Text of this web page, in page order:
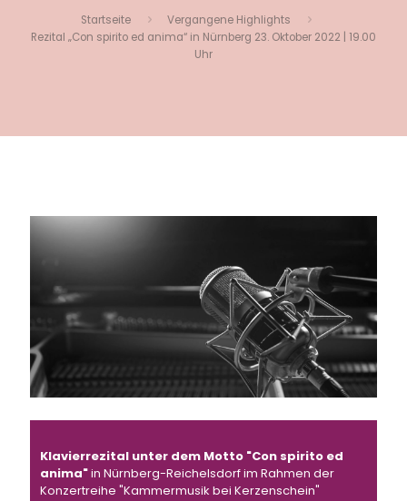
Startseite
Vergangene Highlights
Rezital „Con spirito ed anima“ in Nürnberg 23. Oktober 2022 | 19.00
Uhr
Klavierrezital unter dem Motto "Con spirito ed
anima"in Nürnberg-Reichelsdorf im Rahmen der
Konzertreihe "Kammermusik bei Kerzenschein"